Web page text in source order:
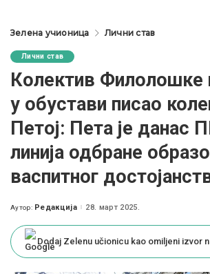
Зелена учионица Лични став
Лични став
Колектив Филолошке
у обустави писао
Петој: Пета је данас
линија одбране
васпитног
Posted
Аутор: Редакција 28. март 2025.
Dodaj Zelenu učionicu kao omiljeni izvor